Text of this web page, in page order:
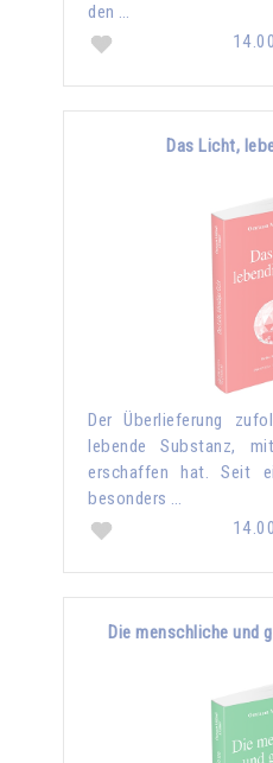
den …
Das Licht,
Der Überlieferung
lebende Substanz,
erschaffen hat. Seit
besonders …
Die menschliche und